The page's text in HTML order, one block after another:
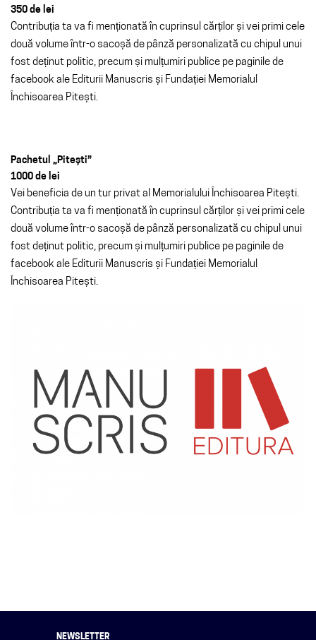
350 de lei
Contribuția ta va fi menționată în cuprinsul cărților și vei primi cele
două volume într-o sacoșă de pânză personalizată cu chipul unui
fost deținut politic, precum și mulțumiri publice pe paginile de
facebook ale Editurii Manuscris și Fundației Memorialul
Închisoarea Pitești.
Pachetul „Pitești”
1000 de lei
Vei beneficia de un tur privat al Memorialului Închisoarea Pitești.
Contribuția ta va fi menționată în cuprinsul cărților și vei primi cele
două volume într-o sacoșă de pânză personalizată cu chipul unui
fost deținut politic, precum și mulțumiri publice pe paginile de
facebook ale Editurii Manuscris și Fundației Memorialul
Închisoarea Pitești.
NEWSLETTER